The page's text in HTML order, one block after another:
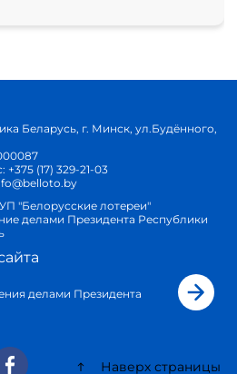
Беларусь, г. Минск, ул.Будённого,
+375 (17) 329-21-03
"Белорусские лотереи"
делами Президента Республики
делами Президента
Наверх страницы